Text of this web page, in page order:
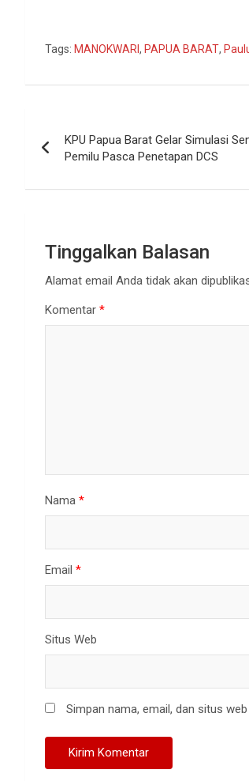
Tags: MANOKWARI, PAPUA BARAT,
pos
KPU Papua Barat Gelar Simulasi
Pemilu Pasca Penetapan DCS
Tinggalkan Balasan
Alamat email Anda tidak akan
Komentar *
Nama *
Email *
Situs Web
Simpan nama, email, dan situs